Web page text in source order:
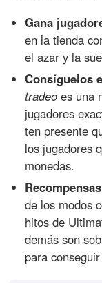
Gana
en la tienda
el azar y la
Consíguelos
tradeo es una
jugadores
ten presente
los jugadores
monedas.
de los modos
hitos de
demás son
para